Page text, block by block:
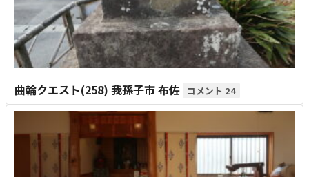
曲輪クエスト(258) 我孫子市 布佐 24